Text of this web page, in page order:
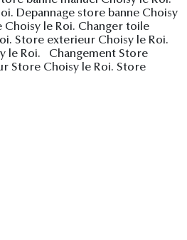
Depannage store banne Choisy
Choisy le Roi. Changer toile
Store exterieur Choisy le Roi.
le Roi. Changement Store
Store Choisy le Roi. Store